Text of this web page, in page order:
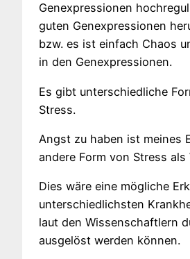
Genexpressionen
guten Genexpressionen
bzw. es ist einfach Chaos
in den Genexpressionen.
Es gibt unterschiedliche
Stress.
Angst zu haben ist meines
andere Form von Stress als
Dies wäre eine mögliche
unterschiedlichsten
laut den Wissenschaftlern
ausgelöst werden können.